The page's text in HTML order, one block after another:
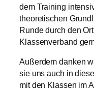
dem Training
theoretischen
Runde durch den
Klassenverband
Außerdem danken
sie uns auch in
mit den Klassen im